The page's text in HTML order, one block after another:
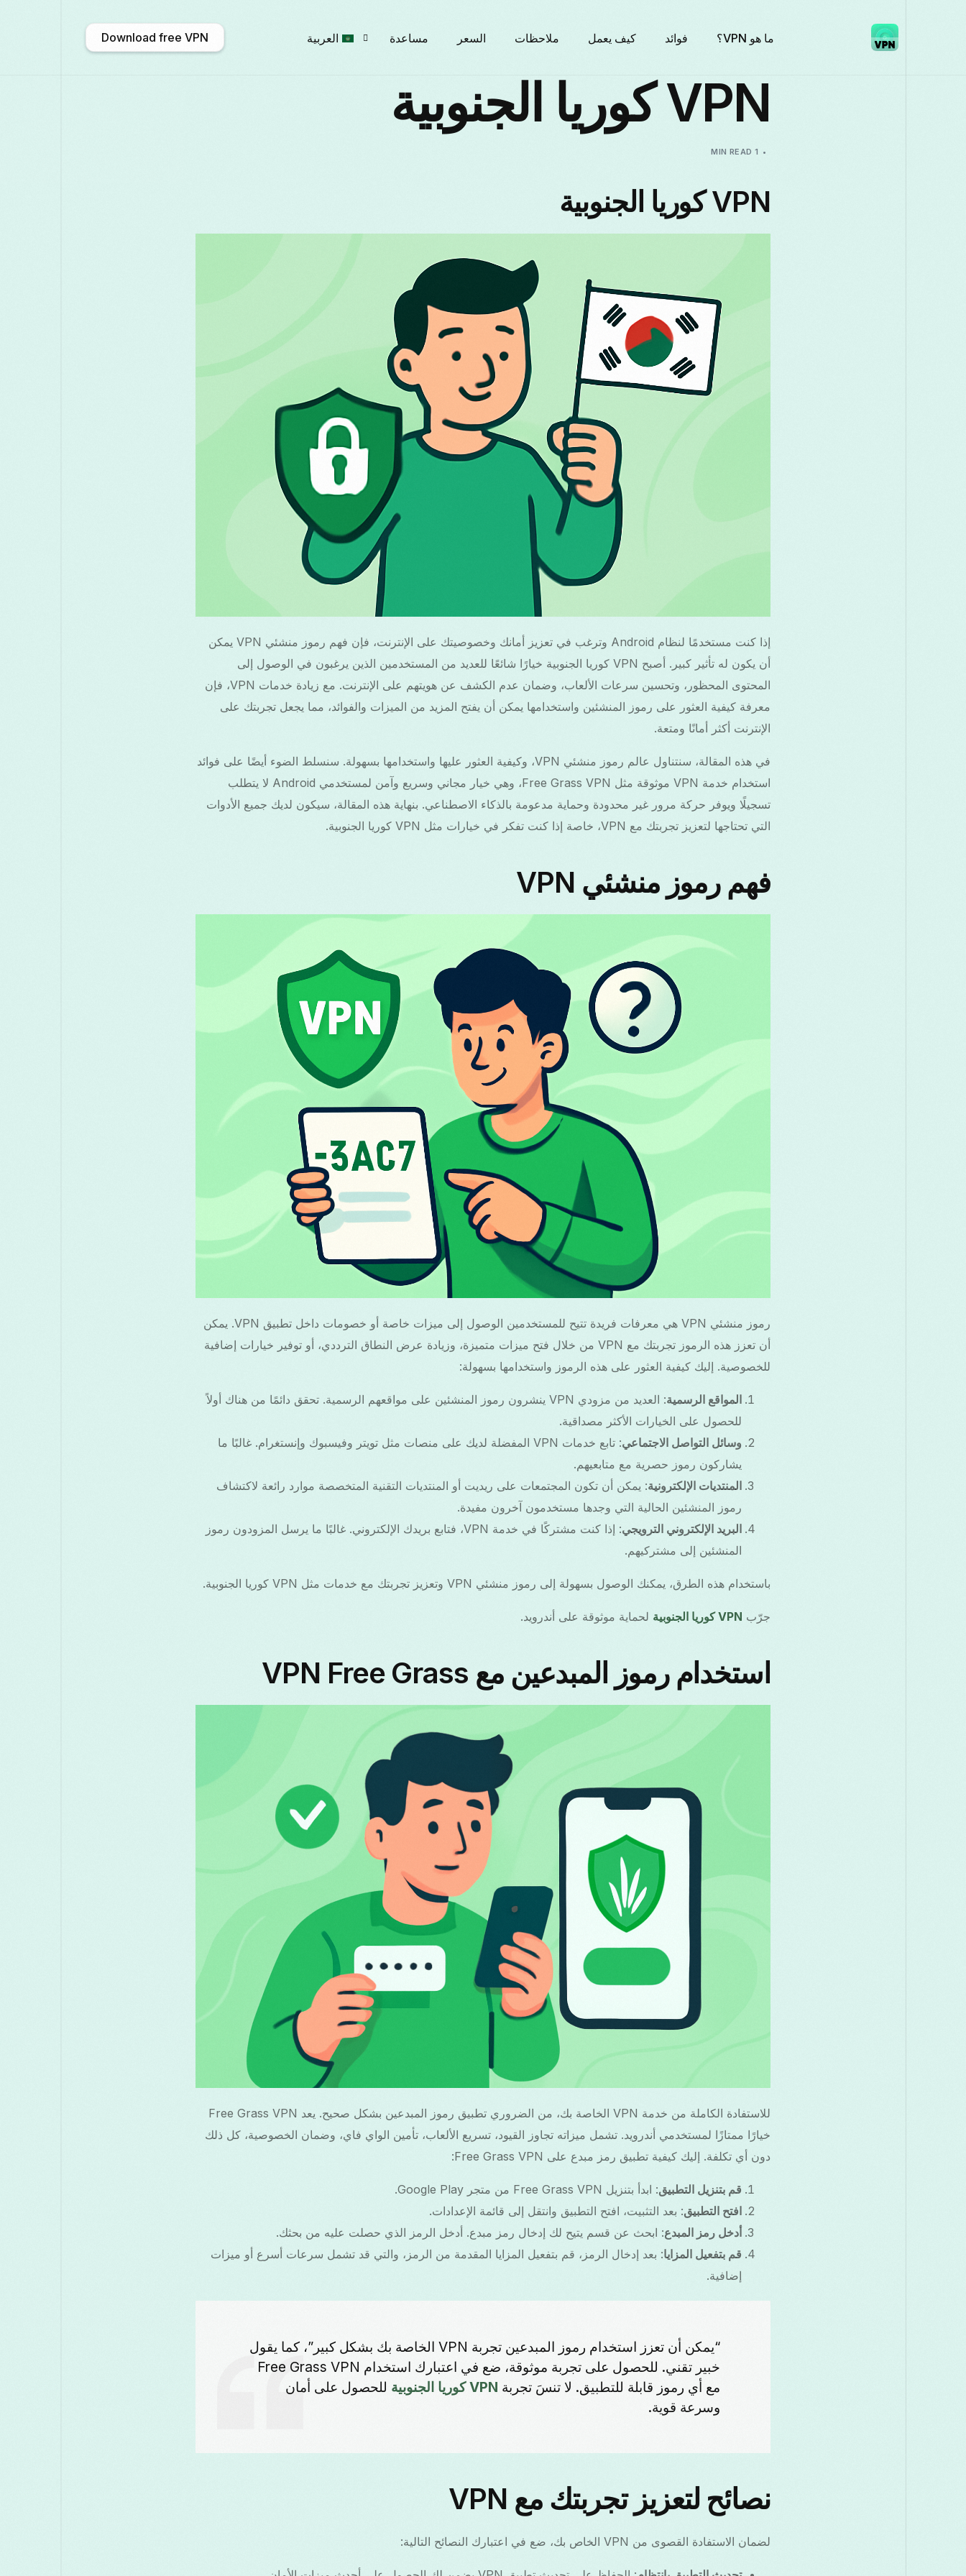
ما هو VPN؟ فوائد كيف يعمل ملاحظات السعر مساعدة العربية
తెలుగు
Download free VPN
VPN كوريا الجنوبية
1 MIN READ
VPN كوريا الجنوبية
إذا كنت مستخدمًا لنظام Android وترغب في تعزيز أمانك وخصوصيتك على الإنترنت، فإن فهم رموز منشئي VPN يمكن
أن يكون له تأثير كبير. أصبح VPN كوريا الجنوبية خيارًا شائعًا للعديد من المستخدمين الذين يرغبون في الوصول إلى
المحتوى المحظور، وتحسين سرعات الألعاب، وضمان عدم الكشف عن هويتهم على الإنترنت. مع زيادة خدمات VPN، فإن
معرفة كيفية العثور على رموز المنشئين واستخدامها يمكن أن يفتح المزيد من الميزات والفوائد، مما يجعل تجربتك على
الإنترنت أكثر أمانًا ومتعة.
في هذه المقالة، سنتناول عالم رموز منشئي VPN، وكيفية العثور عليها واستخدامها بسهولة. سنسلط الضوء أيضًا على فوائد
استخدام خدمة VPN موثوقة مثل Free Grass VPN، وهي خيار مجاني وسريع وآمن لمستخدمي Android لا يتطلب
تسجيلًا ويوفر حركة مرور غير محدودة وحماية مدعومة بالذكاء الاصطناعي. بنهاية هذه المقالة، سيكون لديك جميع الأدوات
التي تحتاجها لتعزيز تجربتك مع VPN، خاصة إذا كنت تفكر في خيارات مثل VPN كوريا الجنوبية.
فهم رموز منشئي VPN
رموز منشئي VPN هي معرفات فريدة تتيح للمستخدمين الوصول إلى ميزات خاصة أو خصومات داخل تطبيق VPN. يمكن
أن تعزز هذه الرموز تجربتك مع VPN من خلال فتح ميزات متميزة، وزيادة عرض النطاق الترددي، أو توفير خيارات إضافية
للخصوصية. إليك كيفية العثور على هذه الرموز واستخدامها بسهولة:
المواقع الرسمية
: العديد من مزودي VPN ينشرون رموز المنشئين على مواقعهم الرسمية. تحقق دائمًا من هناك أولاً
للحصول على الخيارات الأكثر مصداقية.
وسائل التواصل الاجتماعي
: تابع خدمات VPN المفضلة لديك على منصات مثل تويتر وفيسبوك وإنستغرام. غالبًا ما
يشاركون رموز حصرية مع متابعيهم.
المنتديات الإلكترونية: يمكن أن تكون المجتمعات على ريديت أو المنتديات التقنية المتخصصة موارد رائعة لاكتشاف
رموز المنشئين الحالية التي وجدها مستخدمون آخرون مفيدة.
البريد الإلكتروني الترويجي
: إذا كنت مشتركًا في خدمة VPN، فتابع بريدك الإلكتروني. غالبًا ما يرسل المزودون رموز
المنشئين إلى مشتركيهم.
باستخدام هذه الطرق، يمكنك الوصول بسهولة إلى رموز منشئي VPN وتعزيز تجربتك مع خدمات مثل VPN كوريا الجنوبية.
جرّب VPN كوريا الجنوبية لحماية موثوقة على أندرويد.
استخدام رموز المبدعين مع VPN Free Grass
للاستفادة الكاملة من خدمة VPN الخاصة بك، من الضروري تطبيق رموز المبدعين بشكل صحيح. يعد Free Grass VPN
خيارًا ممتازًا لمستخدمي أندرويد. تشمل ميزاته تجاوز القيود، تسريع الألعاب، تأمين الواي فاي، وضمان الخصوصية، كل ذلك
دون أي تكلفة. إليك كيفية تطبيق رمز مبدع على Free Grass VPN:
قم بتنزيل التطبيق: ابدأ بتنزيل Free Grass VPN من متجر Google Play.
افتح التطبيق: بعد التثبيت، افتح التطبيق وانتقل إلى قائمة الإعدادات.
أدخل رمز المبدع: ابحث عن قسم يتيح لك إدخال رمز مبدع. أدخل الرمز الذي حصلت عليه من بحثك.
قم بتفعيل المزايا: بعد إدخال الرمز، قم بتفعيل المزايا المقدمة من الرمز، والتي قد تشمل سرعات أسرع أو ميزات
إضافية.
“يمكن أن تعزز استخدام رموز المبدعين تجربة VPN الخاصة بك بشكل كبير”، كما يقول
خبير تقني. للحصول على تجربة موثوقة، ضع في اعتبارك استخدام Free Grass VPN
مع أي رموز قابلة للتطبيق. لا تنسَ تجربة VPN كوريا الجنوبية
للحصول على أمان
وسرعة قوية.
نصائح لتعزيز تجربتك مع VPN
لضمان الاستفادة القصوى من VPN الخاص بك، ضع في اعتبارك النصائح التالية: